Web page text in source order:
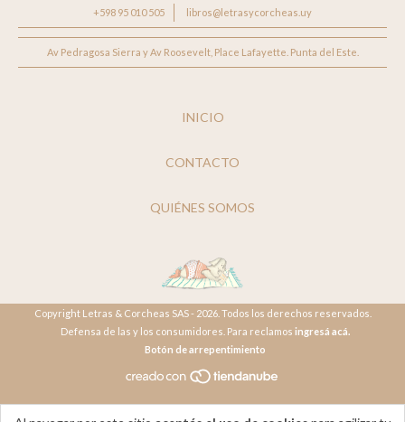
+598 95 010 505 libros@letrasycorcheas.uy
Av Pedragosa Sierra y Av Roosevelt, Place Lafayette. Punta del Este.
INICIO
CONTACTO
QUIÉNES SOMOS
Copyright Letras & Corcheas SAS - 2026. Todos los derechos reservados.
Defensa de las y los consumidores. Para reclamos ingresá acá.
Botón de arrepentimiento